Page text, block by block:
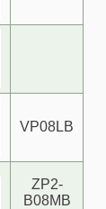
VP08LB
ZP2-
B08MB